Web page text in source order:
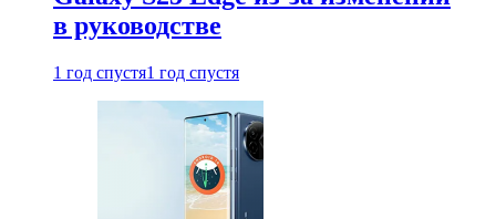
в руководстве
1 год спустя1 год спустя